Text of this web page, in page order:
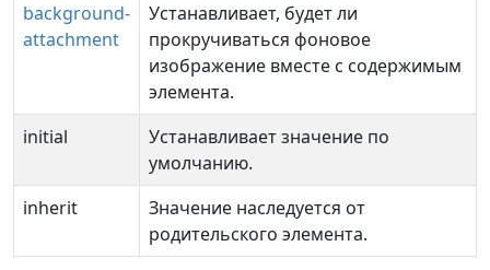
background-
attachment
Устанавливает, будет ли
прокручиваться фоновое
изображение вместе с содержимым
элемента.
initial
Устанавливает значение по
умолчанию.
inherit
Значение наследуется от
родительского элемента.